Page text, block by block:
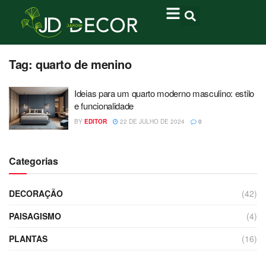
Tag: quarto de menino
Ideias para um quarto moderno masculino: estilo
e funcionalidade
BY EDITOR 22 DE JULHO DE 2024 0
Categorias
DECORAÇÃO
(42)
PAISAGISMO
(4)
PLANTAS
(16)